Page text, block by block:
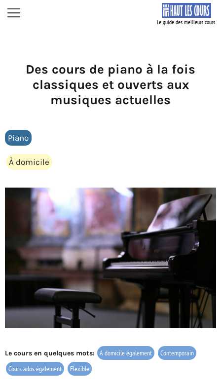
Aller
au
Menu
Des cours de piano à la fois
classiques et ouverts aux
musiques actuelles
Piano
À domicile
Le cours en quelques mots: A domicile également
Contemporain
Cours ados également
Flexible